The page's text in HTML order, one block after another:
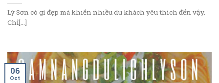
Lý Sơn có gì đẹp mà khiến nhiều du khách yêu thích đến vậy.
Chỉ[...]
06
Oct